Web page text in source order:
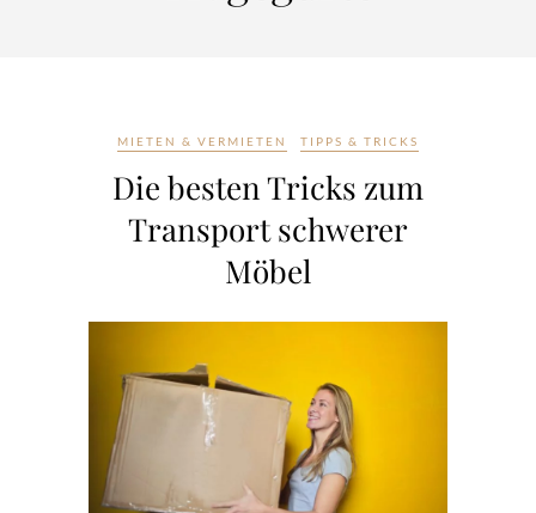
MIETEN & VERMIETEN TIPPS & TRICKS
Die besten Tricks zum
Transport schwerer
Möbel